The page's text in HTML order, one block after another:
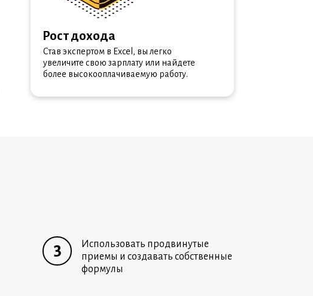
Рост дохода
Став экспертом в Excel, вы легко
увеличите свою зарплату или найдете
более высокооплачиваемую работу.
Использовать продвинутые
приемы и создавать собственные
формулы
3